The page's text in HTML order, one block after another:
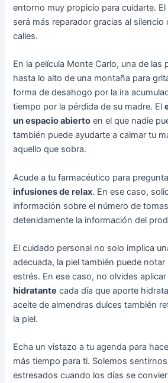
entorno muy propicio para cuidarte.
será más reparador gracias al silencio
calles.
En la película Monte Carlo, una de las
hasta lo alto de una montaña para
forma de desahogo por la ira
tiempo por la pérdida de su madre. El
un espacio abierto en el que nadie
también puede ayudarte a calmar tu
aquello que sobra.
Acude a tu farmacéutico para
infusiones de relax. En ese caso,
información sobre el número de
detenidamente la información del
El cuidado personal no solo implica
adecuada, la piel también puede
estrés. En ese caso, no olvides
hidratante cada día que aporte
aceite de almendras dulces también
la piel.
Echa un vistazo a tu agenda para
más tiempo para ti. Solemos
estresados cuando los días se